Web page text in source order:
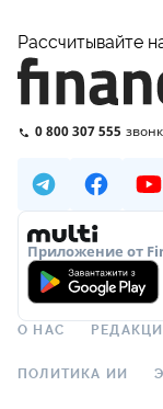
Рассчитывайте
0 800 307 555
Приложение от
О НАС
ПОЛИТИКА ИИ